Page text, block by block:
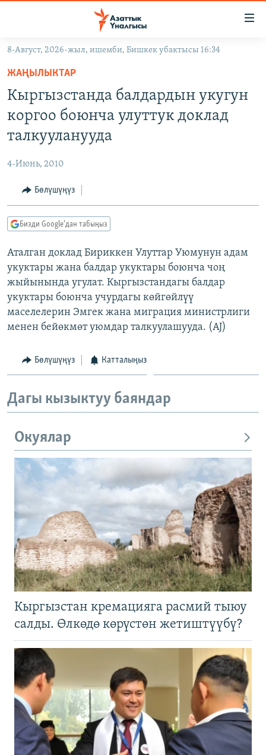
Навигацияга
өтүңүз
Издөөгө
салыңызКЫРГЫЗСТАН
МАДАНИЯТ
ДҮЙНӨ
УКРАИНА
ТВ ПРОГРАММАЛАР
БҮГҮН АЗАТТЫКТА
ДАНИСТЕ
ЭЖЕ-СИҢДИЛЕР
АЗАТТЫК+
ЫҢГАЙСЫЗ СУРООЛОР
ПОДКАСТ
ОНЛАЙН ШЕРИНЕ
ЭЕ/АРнун бардык сайттары
8-Август, 2026-жыл, ишемби, Бишкек убактысы 16:34
ЖАҢЫЛЫКТАР
Кыргызстанда балдардын укугун
коргоо боюнча улуттук доклад
талкууланууда
4-Июнь, 2010
Бөлүшүңүз
Бизди Google'дан табыңыз
Аталган доклад Бириккен Улуттар Уюмунун адам
укуктары жана балдар укуктары боюнча чоң
жыйынында угулат. Кыргызстандагы балдар
укуктары боюнча учурдагы көйгөйлүү
маселелерин Эмгек жана миграция министрлиги
менен бейөкмөт уюмдар талкуулашууда. (AJ)
Бөлүшүңүз Катталыңыз
Дагы кызыктуу баяндар
Окуялар
Кыргызстан кремацияга расмий тыюу
салды. Өлкөдө көрүстөн жетиштүүбү?